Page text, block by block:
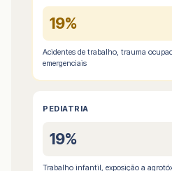
19%
Acidentes de trabalho, trauma
emergenciais
PEDIATRIA
19%
Trabalho infantil, exposição a